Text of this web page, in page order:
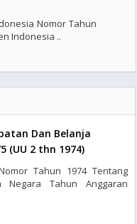
Nomor Tahun
Indonesia ..
Dan Belanja
(UU 2 thn 1974)
Tahun 1974 Tentang
Negara Tahun Anggaran